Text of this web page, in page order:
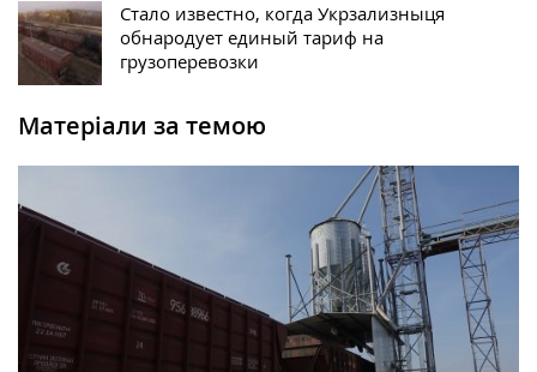
Стало известно, когда Укрзализныця
обнародует единый тариф на
грузоперевозки
Матеріали за темою